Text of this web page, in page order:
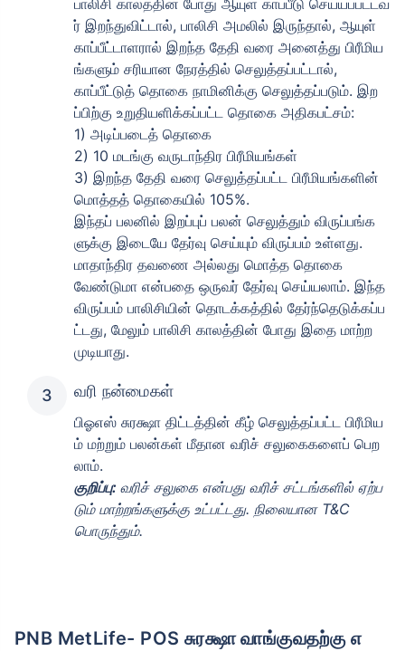
பாலிசி காலத்தின் போது ஆயுள் காப்பீடு செய்யப்பட்டவ
ர் இறந்துவிட்டால், பாலிசி அமலில் இருந்தால், ஆயுள்
காப்பீட்டாளரால் இறந்த தேதி வரை அனைத்து பிரீமிய
ங்களும் சரியான நேரத்தில் செலுத்தப்பட்டால்,
காப்பீட்டுத் தொகை நாமினிக்கு செலுத்தப்படும். இற
ப்பிற்கு உறுதியளிக்கப்பட்ட தொகை அதிகபட்சம்:
1) அடிப்படைத் தொகை
2) 10 மடங்கு வருடாந்திர பிரீமியங்கள்
3) இறந்த தேதி வரை செலுத்தப்பட்ட பிரீமியங்களின்
மொத்தத் தொகையில் 105%.
இந்தப் பலனில் இறப்புப் பலன் செலுத்தும் விருப்பங்க
ளுக்கு இடையே தேர்வு செய்யும் விருப்பம் உள்ளது.
மாதாந்திர தவணை அல்லது மொத்த தொகை
வேண்டுமா என்பதை ஒருவர் தேர்வு செய்யலாம். இந்த
விருப்பம் பாலிசியின் தொடக்கத்தில் தேர்ந்தெடுக்கப்ப
ட்டது, மேலும் பாலிசி காலத்தின் போது இதை மாற்ற
முடியாது.
வரி நன்மைகள்
பிஓஎஸ் சுரக்ஷா திட்டத்தின் கீழ் செலுத்தப்பட்ட பிரீமிய
ம் மற்றும் பலன்கள் மீதான வரிச் சலுகைகளைப் பெற
லாம்.
குறிப்பு: வரிச் சலுகை என்பது வரிச் சட்டங்களில் ஏற்ப
டும் மாற்றங்களுக்கு உட்பட்டது. நிலையான T&C
பொருந்தும்.
PNB MetLife- POS சுரக்ஷா வாங்குவதற்கு எ
₹ 1,376/மாதம் *
உங்கள் குடும்பத்தின் பாதுகாப்பு ஒரே ஒரு படி தூரத்தில் உள்ளது
View Plans
*₹434/மாதம் என்பது 1 கோடி டேர்ம் லைஃப் இன்சூரன்ஸுக்கான தொடக்க விலை — புகைபிடிக்காத, முன்பே
இருக்கும் நோய்கள் இல்லாத நபருக்கு, 36 வயது வரை கவரேஜ். *₹630/மாதம் என்பது 1 கோடி டேர்ம் லைஃப்
இன்சூரன்ஸுக்கான தொடக்க விலை — புகைபிடிக்காத, முன்பே இருக்கும் நோய்கள் இல்லாத நபருக்கு, 46
வயது வரை கவரேஜ். *₹1,376/மாதம் என்பது 1 கோடி டேர்ம் லைஃப் இன்சூரன்ஸுக்கான தொடக்க விலை —
புகைபிடிக்காத, முன்பே இருக்கும் நோய்கள் இல்லாத நபருக்கு, 56 வயது வரை கவரேஜ்.